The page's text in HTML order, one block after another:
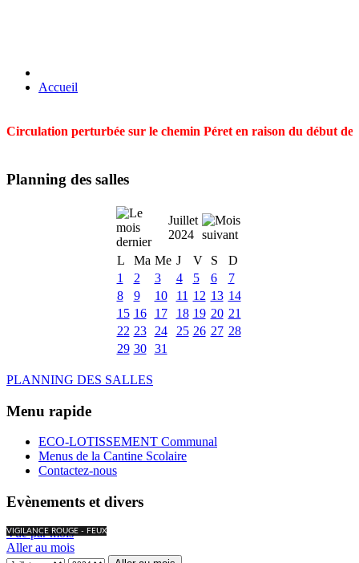
Accueil
Circulation perturbée sur le chemin Péret en raison du début
Planning des salles
Juillet
2024
L
Ma Me J V S
D
1
2 3 4 5 6
7
8
9 10 11 12 13 14
15 16 17 18 19 20 21
22 23 24 25 26 27 28
29 30 31
PLANNING DES SALLES
Menu rapide
ECO-LOTISSEMENT Communal
Menus de la Cantine Scolaire
Contactez-nous
Evènements et divers
VIGILANCE ROUGE - FEUX
Vue par mois
Aller au mois